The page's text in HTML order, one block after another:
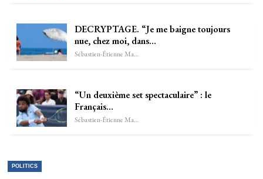
DECRYPTAGE. “Je me baigne toujours
nue, chez moi, dans…
Sébastien-Étienne Marechal
“Un deuxième set spectaculaire” : le
Français…
Sébastien-Étienne Marechal
POLITICS